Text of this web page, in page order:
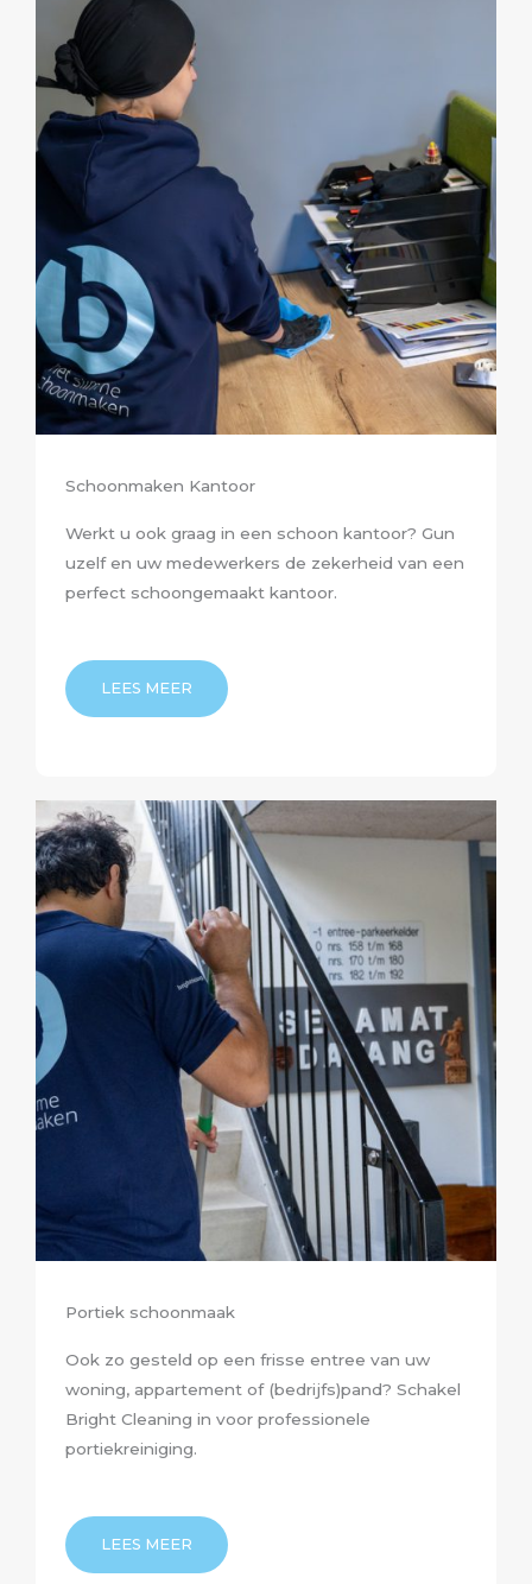
Schoonmaken Kantoor
Werkt u ook graag in een schoon kantoor? Gun
uzelf en uw medewerkers de zekerheid van een
perfect schoongemaakt kantoor.
LEES MEER
Portiek schoonmaak
Ook zo gesteld op een frisse entree van uw
woning, appartement of (bedrijfs)pand? Schakel
Bright Cleaning in voor professionele
portiekreiniging.
LEES MEER